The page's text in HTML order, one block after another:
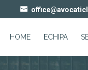
HOME ECHIPA